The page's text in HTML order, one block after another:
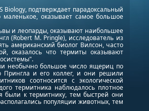
Biology, подтверждает парадоксальный
маленькое, оказывает самое большое
и леопарды, оказывают наибольшее
(Robert M. Pringle), исследователь из
американский биолог Вилсон, часто
оказалось что термиты оказывают
необычно большое число ящериц по
Прингла и его коллег, и они решили
соотносится с экологической
термитника наблюдалось плотное
к термитнику, тем быстрей они
популяции животных, тем